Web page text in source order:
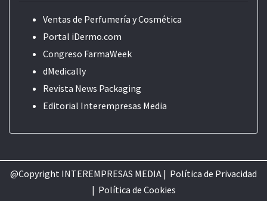
Ventas de Perfumería y Cosmética
Portal iDermo.com
Congreso FarmaWeek
dMedically
Revista News Packaging
Editorial Interempresas Media
@Copyright INTEREMPRESAS MEDIA | Política de Privacidad
| Política de Cookies